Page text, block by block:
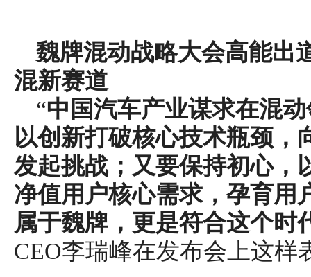
魏牌混动战略大会高能出
混新赛道
“中国汽车产业谋求在混
以创新打破核心技术瓶颈，
发起挑战；又要保持初心，
净值用户核心需求，孕育用
属于魏牌，更是符合这个时
CEO李瑞峰在发布会上这样